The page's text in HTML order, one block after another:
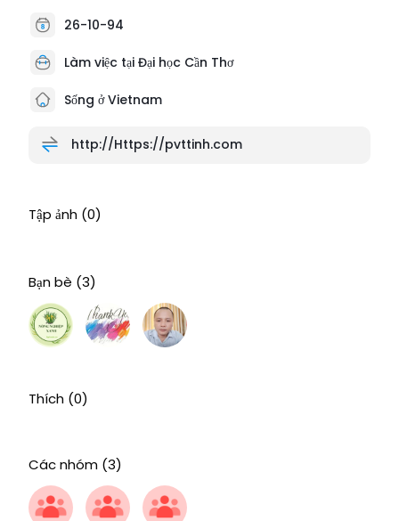
26-10-94
Làm việc tại Đại học Cần Thơ
Sống ở Vietnam
http://Https://pvttinh.com
Tập ảnh (0)
Bạn bè (3)
Thích (0)
Các nhóm (3)